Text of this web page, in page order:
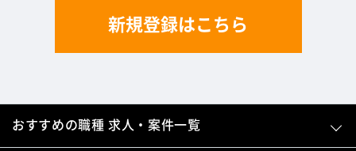
新規登録はこちら
おすすめの職種 求人・案件一覧